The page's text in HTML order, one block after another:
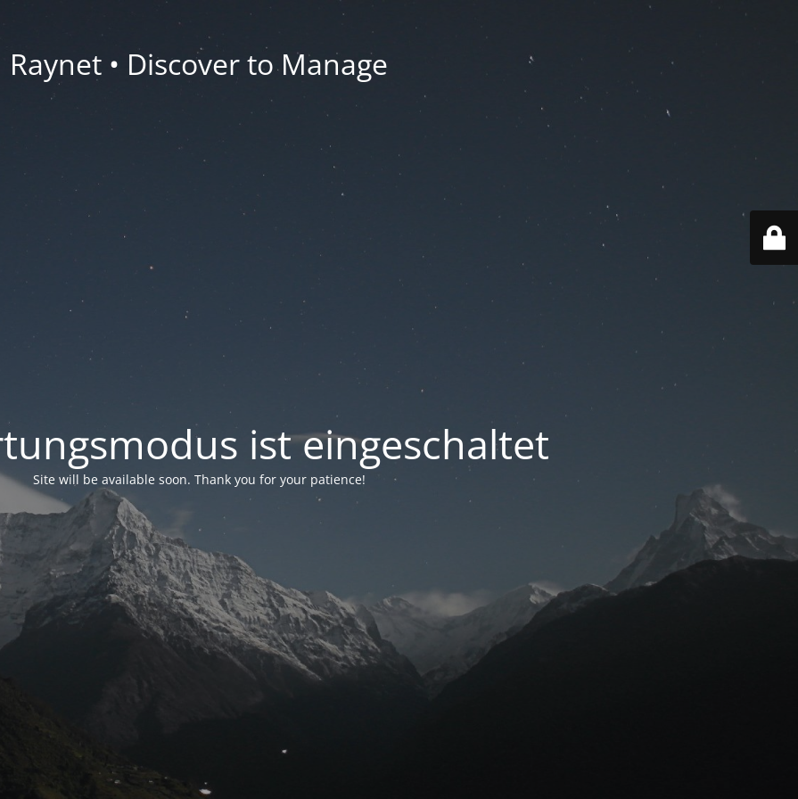
Raynet • Discover to Manage
ist eingeschaltet
Site will be available soon. Thank you for your patience!